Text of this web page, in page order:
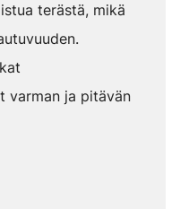
terästä, mikä
varman ja pitävän